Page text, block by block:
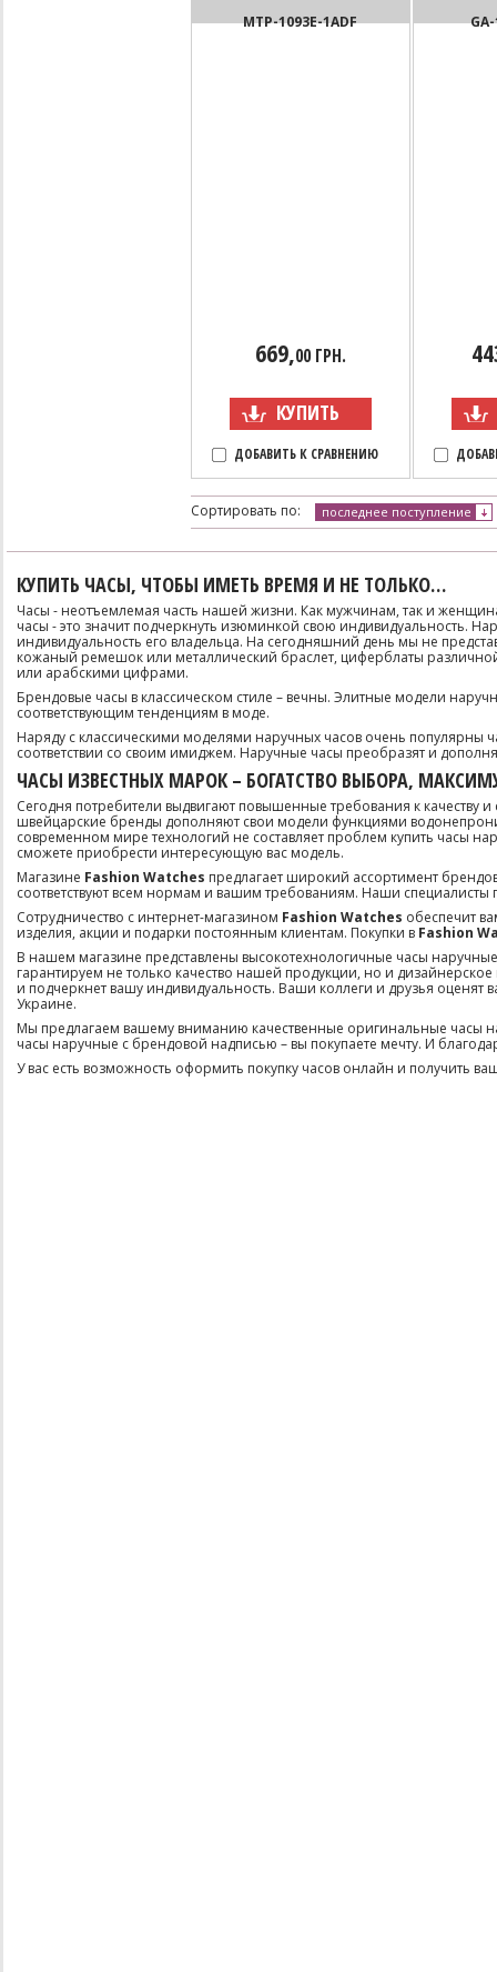
MTP-1093E-1ADF
669,00 ГРН.
КУПИТЬ
ДОБАВИТЬ К СРАВНЕНИЮ
Сортировать по: последнее поступление
КУПИТЬ ЧАСЫ, ЧТОБЫ ИМЕТЬ ВРЕМЯ И НЕ ТОЛЬКО…
Часы - неотъемлемая часть нашей жизни. Как мужчинам, так и
часы - это значит подчеркнуть изюминкой свою индивидуальность.
индивидуальность его владельца. На сегодняшний день мы не
кожаный ремешок или металлический браслет, циферблаты
или арабскими цифрами.
Брендовые часы в классическом стиле – вечны. Элитные модели
соответствующим тенденциям в моде.
Наряду с классическими моделями наручных часов очень популярны
соответствии со своим имиджем. Наручные часы преобразят и
ЧАСЫ ИЗВЕСТНЫХ МАРОК – БОГАТСТВО ВЫБОРА,
Сегодня потребители выдвигают повышенные требования к
швейцарские бренды дополняют свои модели функциями
современном мире технологий не составляет проблем купить часы
сможете приобрести интересующую вас модель.
Магазине Fashion Watches предлагает широкий ассортимент
соответствуют всем нормам и вашим требованиям. Наши
Сотрудничество с интернет-магазином Fashion Watches обеспечит
изделия, акции и подарки постоянным клиентам. Покупки в Fashion
В нашем магазине представлены высокотехнологичные часы
гарантируем не только качество нашей продукции, но и
и подчеркнет вашу индивидуальность. Ваши коллеги и друзья
Украине.
Мы предлагаем вашему вниманию качественные оригинальные часы
часы наручные с брендовой надписью – вы покупаете мечту. И
У вас есть возможность оформить покупку часов онлайн и получить